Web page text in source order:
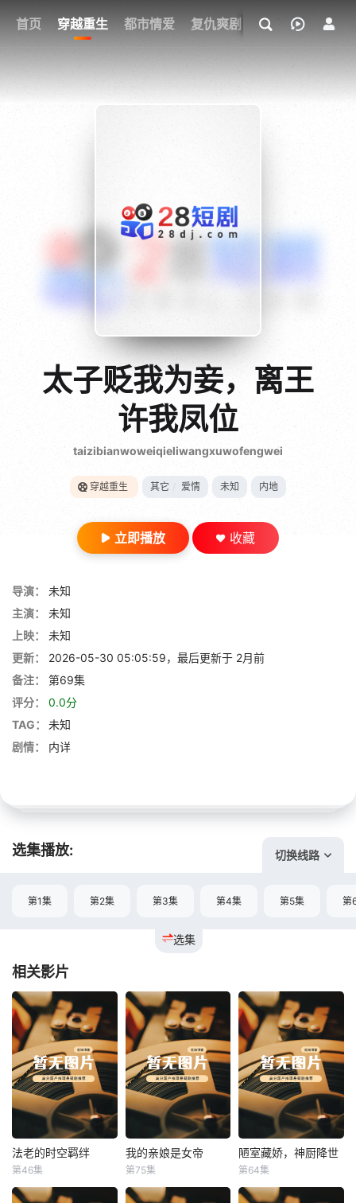
首页 穿越重生 都市情爱 复仇爽剧 玄幻武侠 奇幻
我的观影记录
{if condition="$obj.vod_points
28短剧
太子贬我为妾，离王
许我凤位
taizibianwoweiqieliwangxuwofengwei
穿越重生 其它 爱情 未知 内地
立即播放 收藏
导演：
未知
主演：
未知
上映：
未知
更新：
2026-05-30 05:05:59，最后更新于 2月前
备注：
第69集
评分：
0.0分
TAG：
未知
剧情：
内详
选集播放: 切换线路
选集
第1集 第2集 第3集 第4集 第5集 第
相关影片
法老的时空羁绊
法老的时空羁绊
第46集
我的亲娘是女帝
我的亲娘是女帝
第75集
陋室藏娇，神厨降世
陋室藏娇，神厨降世
第64集